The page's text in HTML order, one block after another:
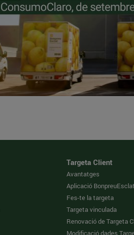
Targeta Client
Avantatges
Aplicació BonpreuEsclat
Fes-te la targeta
Targeta vinculada
Renovació de Targeta
Modificació dades